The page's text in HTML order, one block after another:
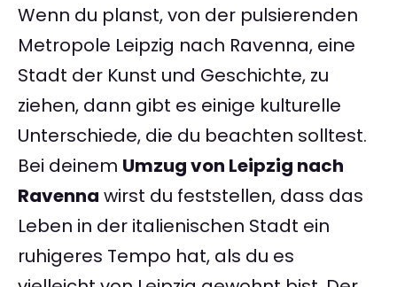
Wenn du planst, von der pulsierenden
Metropole Leipzig nach Ravenna, eine
Stadt der Kunst und Geschichte, zu
ziehen, dann gibt es einige kulturelle
Unterschiede, die du beachten solltest.
Bei deinem Umzug von Leipzig nach
Ravenna wirst du feststellen, dass das
Leben in der italienischen Stadt ein
ruhigeres Tempo hat, als du es